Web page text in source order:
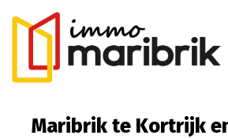
Maribrik te Kortrijk